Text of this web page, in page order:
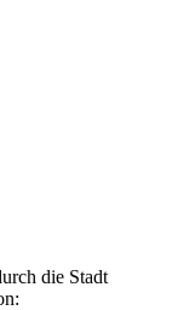
die Stadt